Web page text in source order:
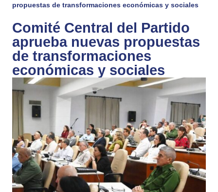
propuestas de transformaciones económicas y sociales
Comité Central del Partido
aprueba nuevas propuestas
de transformaciones
económicas y sociales